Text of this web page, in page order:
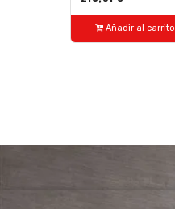
Añadir al carrito